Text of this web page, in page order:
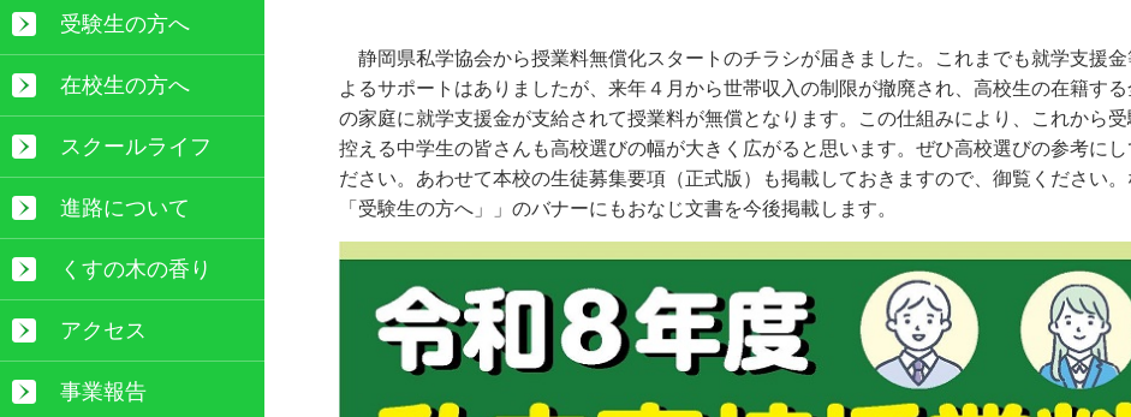
受験生の方へ
在校生の方へ
スクールライフ
進路について
くすの木の香り
アクセス
事業報告
静岡県私学協会から授業料無償化スタートのチラシが届きました。これまでも就学支援金
よるサポートはありましたが、来年４月から世帯収入の制限が撤廃され、高校生の在籍する
の家庭に就学支援金が支給されて授業料が無償となります。この仕組みにより、これから受
控える中学生の皆さんも高校選びの幅が大きく広がると思います。ぜひ高校選びの参考にし
ださい。あわせて本校の生徒募集要項（正式版）も掲載しておきますので、御覧ください。
「受験生の方へ」」のバナーにもおなじ文書を今後掲載します。